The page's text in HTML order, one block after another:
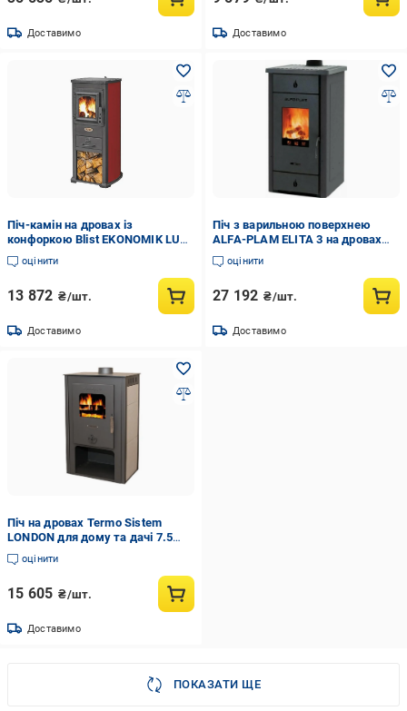
Доставимо Доставимо
Піч-камін на дровах із
конфоркою Blist EKONOMIK LUX
7 кВт Червоний (CNT00007626)
оцінити
13 872 ₴/шт.
Доставимо
Піч з варильною поверхнею
ALFA-PLAM ELITA 3 на дровах
Антрацит (11439317)
оцінити
27 192 ₴/шт.
Доставимо
Піч на дровах Termo Sistem
LONDON для дому та дачі 7.5
кВт
оцінити
15 605 ₴/шт.
Доставимо
ПОКАЗАТИ ЩЕ